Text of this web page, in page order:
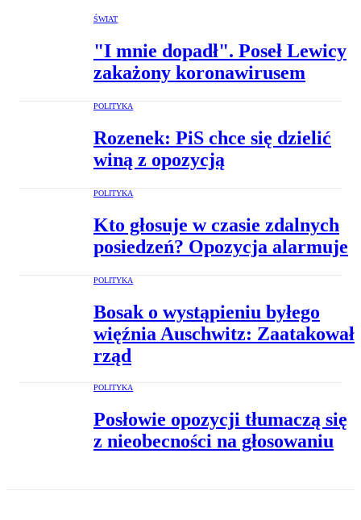
ŚWIAT
"I mnie dopadł". Poseł Lewicy
zakażony koronawirusem
POLITYKA
Rozenek: PiS chce się dzielić
winą z opozycją
POLITYKA
Kto głosuje w czasie zdalnych
posiedzeń? Opozycja alarmuje
POLITYKA
Bosak o wystąpieniu byłego
więźnia Auschwitz: Zaatakował
rząd
POLITYKA
Posłowie opozycji tłumaczą się
z nieobecności na głosowaniu